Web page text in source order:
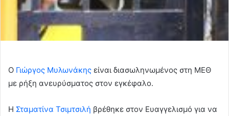
Ο Γιώργος Μυλωνάκης είναι διασωληνωμένος στη ΜΕΘ
με ρήξη ανευρύσματος στον εγκέφαλο.
Η Σταματίνα Τσιμτσιλή βρέθηκε στον Ευαγγελισμό για να